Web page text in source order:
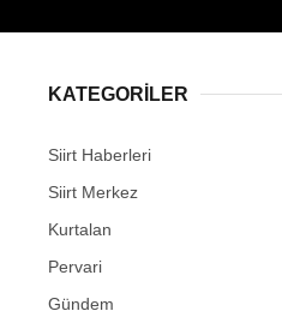
KATEGORİLER
Siirt Haberleri
Siirt Merkez
Kurtalan
Pervari
Gündem